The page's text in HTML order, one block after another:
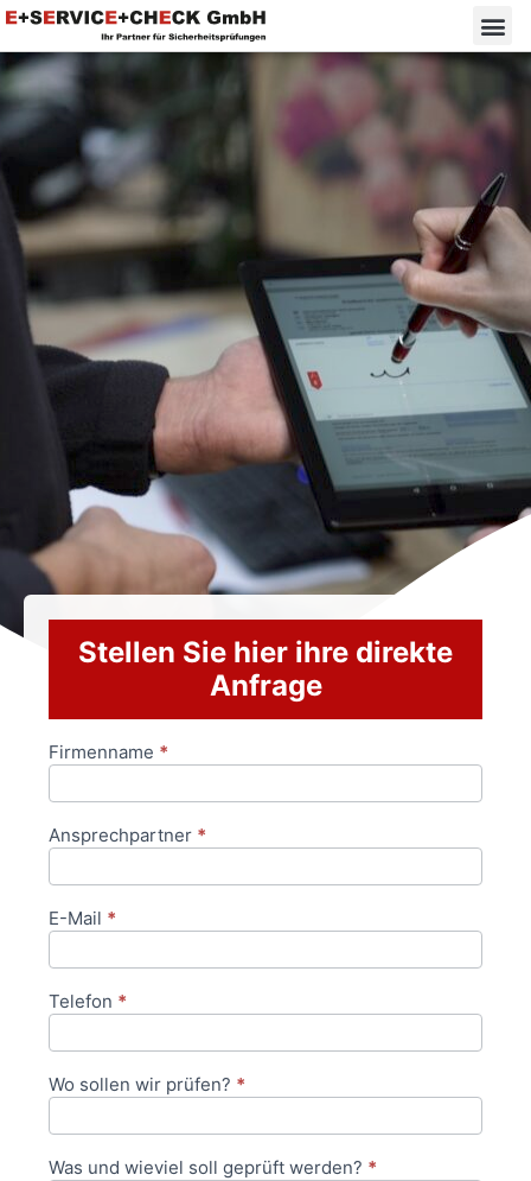
Stellen Sie hier ihre direkte
Anfrage
Anfrageformular
Firmenname *
Ansprechpartner *
E-Mail *
Telefon *
Wo sollen wir prüfen? *
Was und wieviel soll geprüft werden? *